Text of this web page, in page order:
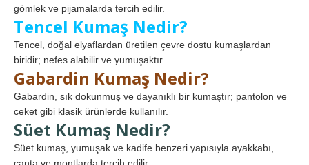
gömlek ve pijamalarda tercih edilir.
Tencel Kumaş Nedir?
Tencel, doğal elyaflardan üretilen çevre dostu kumaşlardan
biridir; nefes alabilir ve yumuşaktır.
Gabardin Kumaş Nedir?
Gabardin, sık dokunmuş ve dayanıklı bir kumaştır; pantolon ve
ceket gibi klasik ürünlerde kullanılır.
Süet Kumaş Nedir?
Süet kumaş, yumuşak ve kadife benzeri yapısıyla ayakkabı,